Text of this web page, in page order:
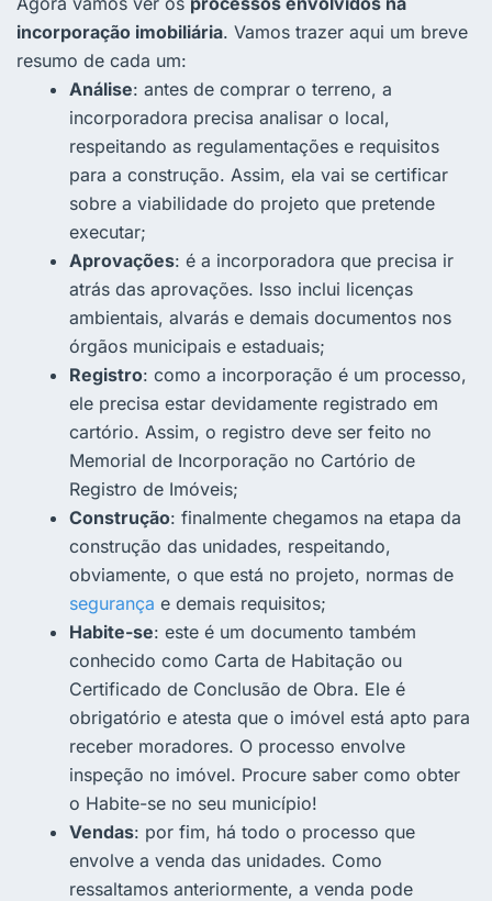
incorporação imobiliária. Vamos trazer aqui um breve
resumo de cada um:
Análise: antes de comprar o terreno, a
incorporadora precisa analisar o local,
respeitando as regulamentações e requisitos
para a construção. Assim, ela vai se certificar
sobre a viabilidade do projeto que pretende
executar;
Aprovações: é a incorporadora que precisa ir
atrás das aprovações. Isso inclui licenças
ambientais, alvarás e demais documentos nos
órgãos municipais e estaduais;
Registro: como a incorporação é um processo,
ele precisa estar devidamente registrado em
cartório. Assim, o registro deve ser feito no
Memorial de Incorporação no Cartório de
Registro de Imóveis;
Construção: finalmente chegamos na etapa da
construção das unidades, respeitando,
obviamente, o que está no projeto, normas de
segurança e demais requisitos;
Habite-se: este é um documento também
conhecido como Carta de Habitação ou
Certificado de Conclusão de Obra. Ele é
obrigatório e atesta que o imóvel está apto para
receber moradores. O processo envolve
inspeção no imóvel. Procure saber como obter
o Habite-se no seu município!
Vendas: por fim, há todo o processo que
envolve a venda das unidades. Como
ressaltamos anteriormente, a venda pode